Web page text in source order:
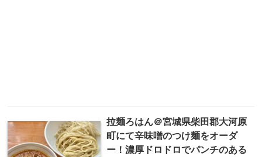
拉麺ろはん＠宮城県柴田郡大河原
町にて辛味噌のつけ麺をオーダ
ー！濃厚ドロドロでパンチのある